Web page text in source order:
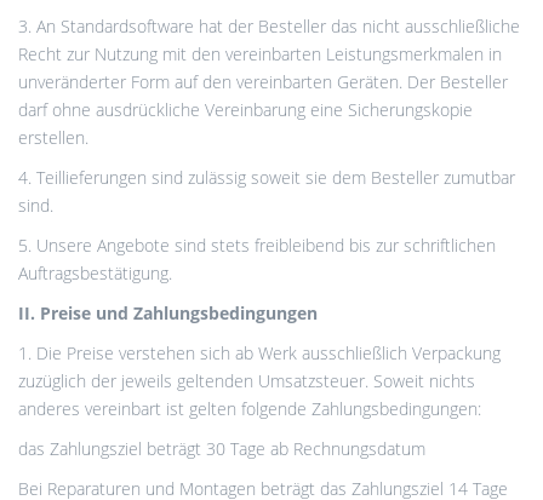
3. An Standardsoftware hat der Besteller das nicht ausschließliche
Recht zur Nutzung mit den vereinbarten Leistungsmerkmalen in
unveränderter Form auf den vereinbarten Geräten. Der Besteller
darf ohne ausdrückliche Vereinbarung eine Sicherungskopie
erstellen.
4. Teillieferungen sind zulässig soweit sie dem Besteller zumutbar
sind.
5. Unsere Angebote sind stets freibleibend bis zur schriftlichen
Auftragsbestätigung.
II. Preise und Zahlungsbedingungen
1. Die Preise verstehen sich ab Werk ausschließlich Verpackung
zuzüglich der jeweils geltenden Umsatzsteuer. Soweit nichts
anderes vereinbart ist gelten folgende Zahlungsbedingungen:
das Zahlungsziel beträgt 30 Tage ab Rechnungsdatum
Bei Reparaturen und Montagen beträgt das Zahlungsziel 14 Tage